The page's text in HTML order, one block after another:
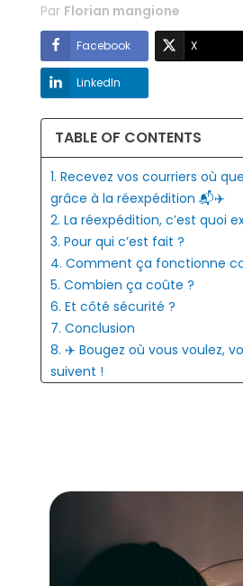
Par Florian mangione
Facebook X
LinkedIn
TABLE OF CONTENTS
1. Recevez vos courriers où
grâce à la réexpédition 📬✈️
2. La réexpédition, c’est quoi
3. Pour qui c’est fait ?
4. Comment ça fonctionne
5. Combien ça coûte ?
6. Et côté sécurité ?
7. Conclusion
8. ✈️ Bougez où vous voulez,
suivent !